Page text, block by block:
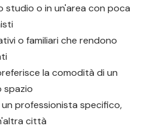
studio o in un'area con poca
o familiari che rendono
la comodità di un
spazio
un professionista specifico,
città